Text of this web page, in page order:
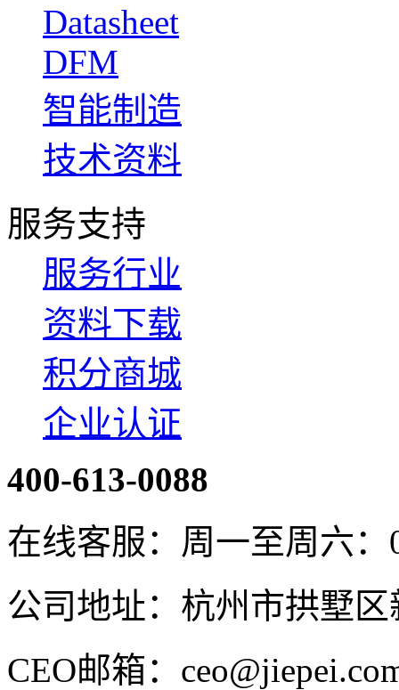
Datasheet
DFM
智能制造
技术资料
服务支持
服务行业
资料下载
积分商城
企业认证
400-613-0088
在线客服：周一至周六：
公司地址：杭州市拱墅
CEO邮箱：